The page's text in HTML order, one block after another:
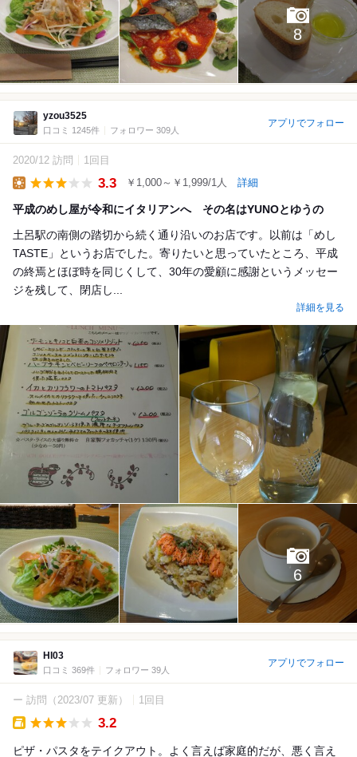
8
yzou3525
口コミ 1245件 フォロワー 309人
アプリでフォロー
2020/12 訪問 1回目
3.3 ￥1,000～￥1,999/1人 詳細
平成のめし屋が令和にイタリアンへ その名はYUNOとゆうの
土呂駅の南側の踏切から続く通り沿いのお店です。以前は「めし
TASTE」というお店でした。寄りたいと思っていたところ、平成
の終焉とほぼ時を同じくして、30年の愛顧に感謝というメッセー
ジを残して、閉店し...
詳細を見る
6
HI03
口コミ 369件 フォロワー 39人
アプリでフォロー
ー 訪問 （2023/07 更新） 1回目
3.2
ピザ・パスタをテイクアウト。よく言えば家庭的だが、悪く言え